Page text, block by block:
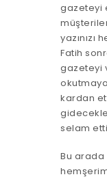
gazeteyi
yazınızı
Fatih
gazeteyi
kardan
selam
Bu arada